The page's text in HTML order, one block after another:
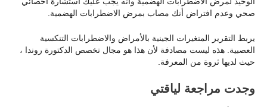
صحي وعدم افتراض أنك مصاب بمرض الاضطرابات الهضمية.
يربط التقرير المتغيرات الجينية بالأمراض والاضطرابات التنكسية
العصبية. هذه ليست مصادفة لأن هذا هو مجال تخصص الدكتورة روندا ،
حيث لديها ثروة من المعرفة.
وجدت مراجعة لياقتي